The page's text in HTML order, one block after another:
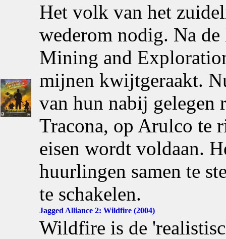
Het volk van het
wederom nodig. Na
Mining and
mijnen kwijtgeraakt.
van hun nabij gelegen
Tracona, op Arulco te
eisen wordt voldaan.
huurlingen samen te
te schakelen.
Jagged Alliance 2: Wildfire (2004)
Wildfire is de